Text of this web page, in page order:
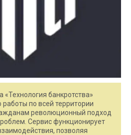
«Технология банкротства»
по всей территории
революционный подход
Сервис функционирует
позволяя